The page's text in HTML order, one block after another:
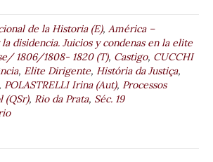
de la Historia (E), América –
disidencia. Juicios y condenas en la elite
1806/1808- 1820 (T), Castigo, CUCCHI
, Elite Dirigente, História da Justiça,
, POLASTRELLI Irina (Aut), Processos
(QSr), Rio da Prata, Séc. 19